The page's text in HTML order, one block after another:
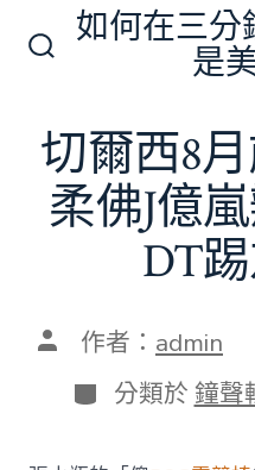
換
開
關
如何在三分
是
切爾西8
柔佛J億
DT
文 作者： admin
分
類
分類於 鐘聲